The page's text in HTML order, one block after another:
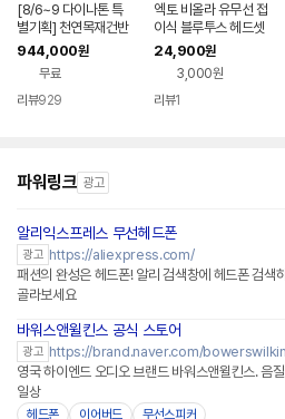
[8/6~9 다이나톤 특
별기획] 천연목재건반
ST440 전자피아노/
기획특집가+헤드폰하
나더+2인의자+무료
설치/역대급혜택! 가격
944,000원
무료
리뷰929
엑토 비올라 유무선 접
이식 블루투스 헤드셋
BTH-02
24,900원
3,000원
리뷰1
파워링크 광고
알리익스프레스 무선헤드폰
광고 https://aliexpress.com/
패션의 완성은 헤드폰! 알리 검색창에 헤드폰 검색
골라보세요
바워스앤윌킨스 공식 스토어
광고 https://brand.naver.com/
영국 하이엔드 오디오 브랜드 바워스앤윌킨스. 음
일상
헤드폰 이어버드 무선스피커